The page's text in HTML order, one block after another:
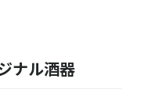
ナル酒器